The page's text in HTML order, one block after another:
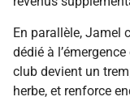
En parallèle, Jamel
dédié à
club devient un
herbe, et renforce